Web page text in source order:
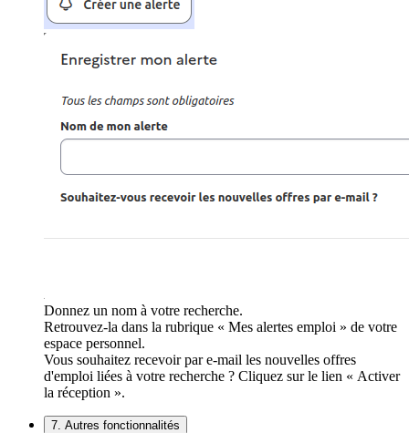
Donnez un nom à votre recherche.
Retrouvez-la dans la rubrique « Mes alertes emploi » de votre
espace personnel.
Vous souhaitez recevoir par e-mail les nouvelles offres
d'emploi liées à votre recherche ? Cliquez sur le lien « Activer
la réception ».
7. Autres fonctionnalités